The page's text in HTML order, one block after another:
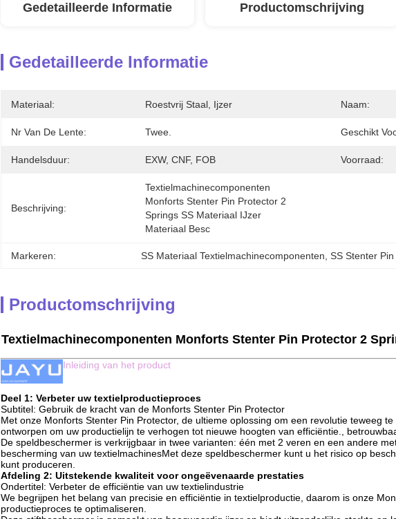
Gedetailleerde Informatie Productomschrijving
Gedetailleerde Informatie
Materiaal: Roestvrij Staal, Ijzer Naam:
Nr Van De Lente: Twee. Geschikt
Handelsduur: EXW, CNF, FOB Voorraad:
Beschrijving:
Textielmachinecomponenten
Monforts Stenter Pin Protector 2
Springs SS Materiaal IJzer
Materiaal Besc
Markeren: SS Materiaal Textielmachinecomponenten , SS Stenter
Productomschrijving
Textielmachinecomponenten Monforts Stenter Pin Protector 2
Inleiding van het product
Deel 1: Verbeter uw textielproductieproces
Subtitel: Gebruik de kracht van de Monforts Stenter Pin Protector
Met onze Monforts Stenter Pin Protector, de ultieme oplossing om een revolutie teweeg
ontworpen om uw productielijn te verhogen tot nieuwe hoogten van efficiëntie.,
De speldbeschermer is verkrijgbaar in twee varianten: één met 2 veren en een andere
bescherming van uw textielmachinesMet deze speldbeschermer kunt u het risico op
kunt produceren.
Afdeling 2: Uitstekende kwaliteit voor ongeëvenaarde prestaties
Ondertitel: Verbeter de efficiëntie van uw textielindustrie
We begrijpen het belang van precisie en efficiëntie in textielproductie, daarom is onze
productieproces te optimaliseren.